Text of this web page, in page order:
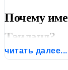
Почему
Таиланд?
читать далее...